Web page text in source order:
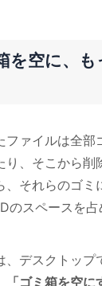
を空に、
ァイルは全部
り、そこから削
、それらのゴミ
のスペースを占
、デスクトップ
「ゴミ箱を空に